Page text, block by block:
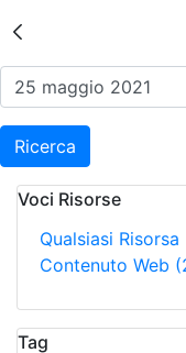
Risultati
Ricerca
Voci Risorse
Qualsiasi Risorsa
Contenuto Web
Tag